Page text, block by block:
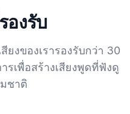
องรับ
ยงของเรารองรับกว่า 30
เพื่อสร้างเสียงพูดที่ฟังดู
ชาติ